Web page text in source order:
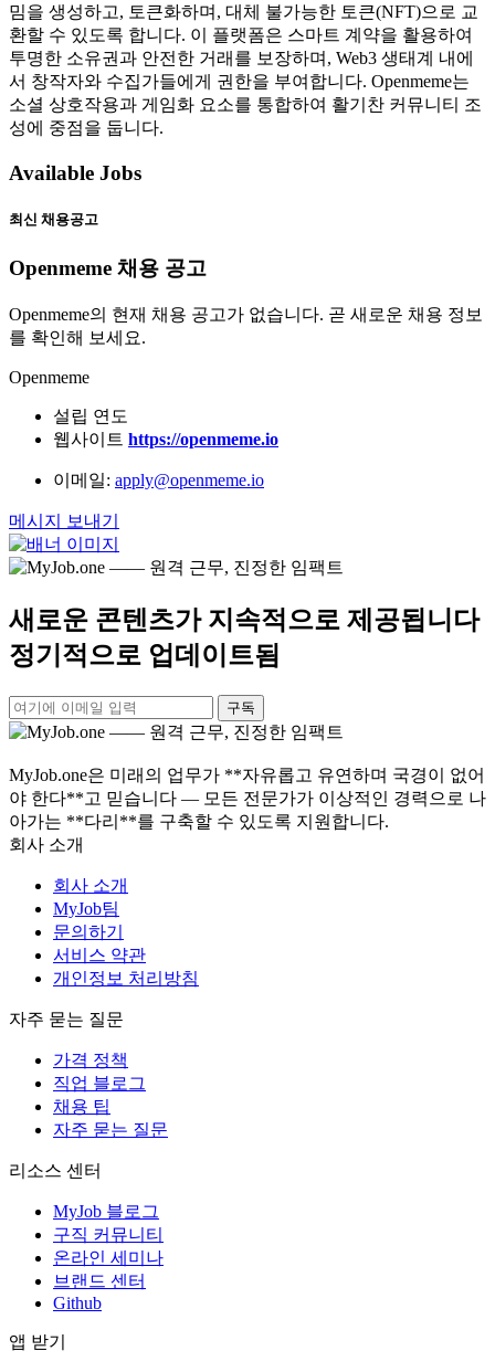
밈을 생성하고, 토큰화하며, 대체 불가능한 토큰(NFT)으로 교
환할 수 있도록 합니다. 이 플랫폼은 스마트 계약을 활용하여
투명한 소유권과 안전한 거래를 보장하며, Web3 생태계 내에
서 창작자와 수집가들에게 권한을 부여합니다. Openmeme는
소셜 상호작용과 게임화 요소를 통합하여 활기찬 커뮤니티 조
성에 중점을 둡니다.
Available Jobs
최신 채용공고
Openmeme 채용 공고
Openmeme의 현재 채용 공고가 없습니다. 곧 새로운 채용 정보
를 확인해 보세요.
Openmeme
설립 연도
웹사이트 https://openmeme.io
이메일: apply@openmeme.io
메시지 보내기
새로운 콘텐츠가 지속적으로 제공됩니다
정기적으로 업데이트됨
구독
MyJob.one은 미래의 업무가 **자유롭고 유연하며 국경이 없어
야 한다**고 믿습니다 — 모든 전문가가 이상적인 경력으로 나
아가는 **다리**를 구축할 수 있도록 지원합니다.
회사 소개
회사 소개
MyJob팀
문의하기
서비스 약관
개인정보 처리방침
자주 묻는 질문
가격 정책
직업 블로그
채용 팁
자주 묻는 질문
리소스 센터
MyJob 블로그
구직 커뮤니티
온라인 세미나
브랜드 센터
Github
앱 받기